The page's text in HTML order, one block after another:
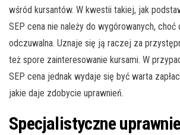
wśród kursantów. W kwestii takiej, jak
SEP cena nie należy do wygórowanych,
odczuwalna. Uznaje się ją raczej za
też spore zainteresowanie kursami. W
SEP cena jednak wydaje się być warta
jakie daje zdobycie uprawnień.
Specjalistyczne